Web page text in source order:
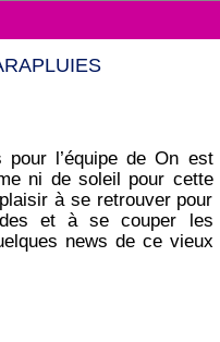
l’équipe de On est
ni de soleil pour cette
à se retrouver pour
et à se couper les
news de ce vieux